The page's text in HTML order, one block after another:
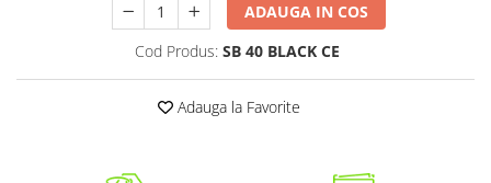
ADAUGA IN COS
Cod Produs: SB 40 BLACK CE
Adauga la Favorite